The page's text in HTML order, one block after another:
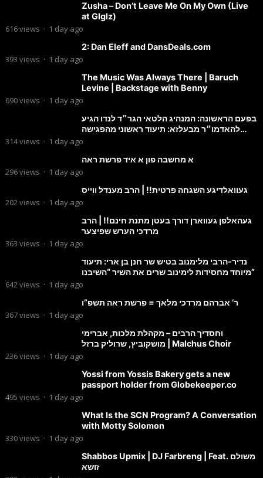
Zusha – Don’t Leave Me On My Own (Live
at Glglz)
616views · 1 day ago
2: Dan Eleff and DansDeals.com
393 views · 1 day ago
The Music Was Always There | Baruch
Levine | Backstage with Benny
690views · 1 day ago
בפעם הראשונה: המנהיג הלטאי הגר״ד לנדו הגיע
להאדמו״ר מבעלזא: תיעוד ראשוני מהפגישה
הנדירה
314views · 1 day ago
א מחשבה פון א איד פרשת ראה
296views · 1 day ago
געוואלדיגע השגחה פרטית!! | הרב מענדל ווייס
202views · 1 day ago
געהאלפן געווארן דורך בעטן מתנת חינם!! | הרב
מרדכי הערש שפיצער
363 views · 1 day ago
נדיר-הרבי מלימנוב בטיש שר חנן בן ארי: תיעוד
מיוחד מחסידות לימינוב שרים את השיר “השיבנו”
642views · 1 day ago
ר’ אברהם מרדכי מלאך = פרשת ראה תשפ”ו
367views · 1 day ago
וחסדיך הרבים – מקהלת מלכות, אברימי
מושקוביץ, שרוליק ברזל | Malchus Choir
236views · 1 day ago
Yossi from Yossis Bakery gets a new
passport holder from Globekeeper.co
495 views · 1 day ago
What Is the SCN Program? A Conversation
with Motty Solomon
330views · 1 day ago
Shabbos Upmix | DJ Farbreng | Feat. משולם
זושא